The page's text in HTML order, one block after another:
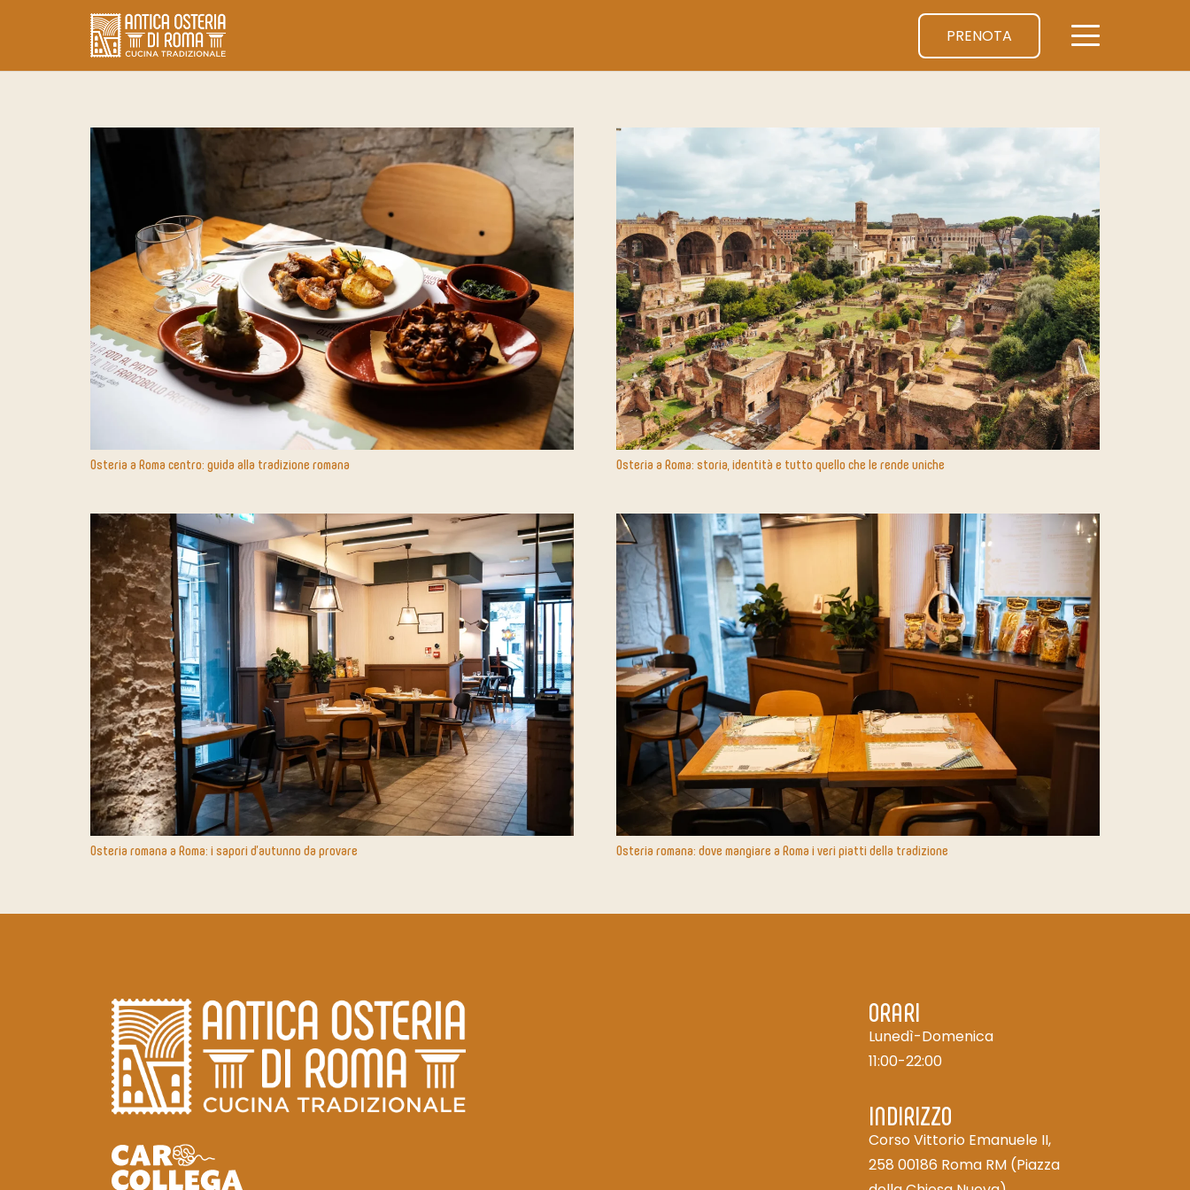
PRENOTA
Osteria a Roma centro: guida alla tradizione romana Osteria a Roma: storia, identità e tutto quello che le rende uniche
Osteria romana a Roma: i sapori d’autunno da provare Osteria romana: dove mangiare a Roma i veri piatti della tradizione
ORARI
Lunedì-Domenica
11:00-22:00
INDIRIZZO
Corso Vittorio Emanuele II,
258 00186 Roma RM (Piazza